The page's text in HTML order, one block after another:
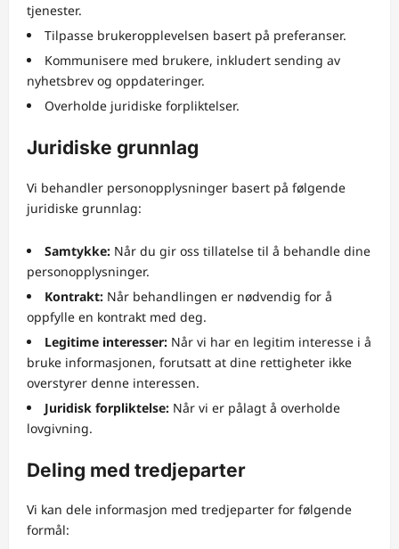
tjenester.
Tilpasse brukeropplevelsen basert på preferanser.
Kommunisere med brukere, inkludert sending av
nyhetsbrev og oppdateringer.
Overholde juridiske forpliktelser.
Juridiske grunnlag
Vi behandler personopplysninger basert på følgende
juridiske grunnlag:
Samtykke: Når du gir oss tillatelse til å behandle dine
personopplysninger.
Kontrakt: Når behandlingen er nødvendig for å
oppfylle en kontrakt med deg.
Legitime interesser: Når vi har en legitim interesse i å
bruke informasjonen, forutsatt at dine rettigheter ikke
overstyrer denne interessen.
Juridisk forpliktelse: Når vi er pålagt å overholde
lovgivning.
Deling med tredjeparter
Vi kan dele informasjon med tredjeparter for følgende
formål: